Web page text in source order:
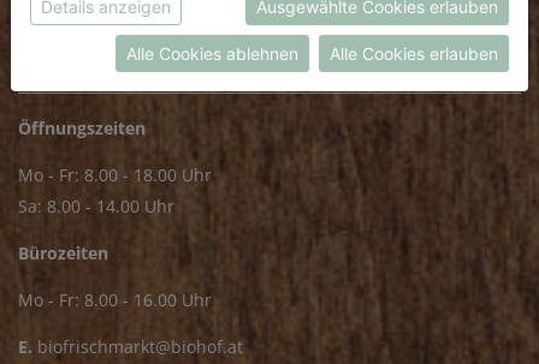
FRISCHMARKT
Öffnungszeiten
Mo - Fr: 8.00 - 18.00 Uhr
Sa: 8.00 - 14.00 Uhr
Bürozeiten
Mo - Fr: 8.00 - 16.00 Uhr
E. biofrischmarkt@biohof.at
Datenschutzerklärung
bzw. imImpressum
Details anzeigen Ausgewählte Cookies erlauben
Alle Cookies ablehnen Alle Cookies erlauben